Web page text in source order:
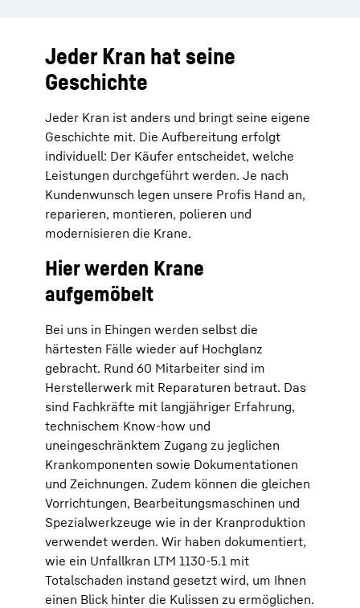
Jeder Kran hat seine
Geschichte
Jeder Kran ist anders und bringt seine eigene
Geschichte mit. Die Aufbereitung erfolgt
individuell: Der Käufer entscheidet, welche
Leistungen durchgeführt werden. Je nach
Kundenwunsch legen unsere Profis Hand an,
reparieren, montieren, polieren und
modernisieren die Krane.
Hier werden Krane
aufgemöbelt
Bei uns in Ehingen werden selbst die
härtesten Fälle wieder auf Hochglanz
gebracht. Rund 60 Mitarbeiter sind im
Herstellerwerk mit Reparaturen betraut. Das
sind Fachkräfte mit langjähriger Erfahrung,
technischem Know-how und
uneingeschränktem Zugang zu jeglichen
Krankomponenten sowie Dokumentationen
und Zeichnungen. Zudem können die gleichen
Vorrichtungen, Bearbeitungsmaschinen und
Spezialwerkzeuge wie in der Kranproduktion
verwendet werden. Wir haben dokumentiert,
wie ein Unfallkran LTM 1130-5.1 mit
Totalschaden instand gesetzt wird, um Ihnen
einen Blick hinter die Kulissen zu ermöglichen.